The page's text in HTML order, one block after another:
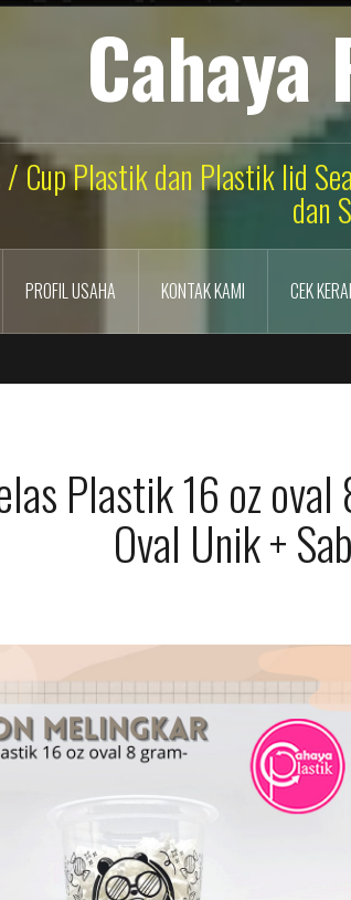
/ Cup Plastik dan Plastik lid
dan
PROFIL USAHA KONTAK KAMI CEK
Plastik 16 oz
Oval Unik +